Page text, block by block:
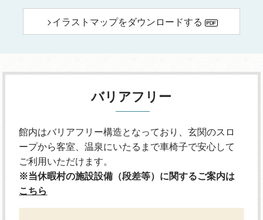
イラストマップをダウンロードする
バリアフリー
館内はバリアフリー構造となっており、玄関のスロ
ープから客室、温泉にいたるまで車椅子で安心して
ご利用いただけます。
※当休暇村の施設設備（段差等）に関するご案内は
こちら